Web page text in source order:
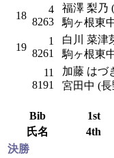
18
4
8263
福澤 梨乃
駒ヶ根東
19
1
8261
白川 菜津
駒ヶ根東
11
8191
加藤 はづ
宮田中 (長
Bib 1st
氏名
4th
決勝